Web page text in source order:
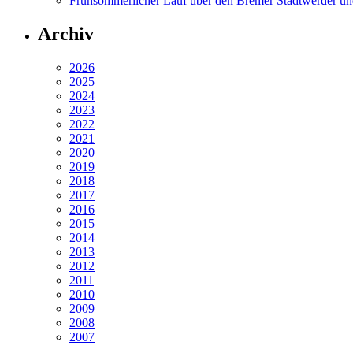
Archiv
2026
2025
2024
2023
2022
2021
2020
2019
2018
2017
2016
2015
2014
2013
2012
2011
2010
2009
2008
2007